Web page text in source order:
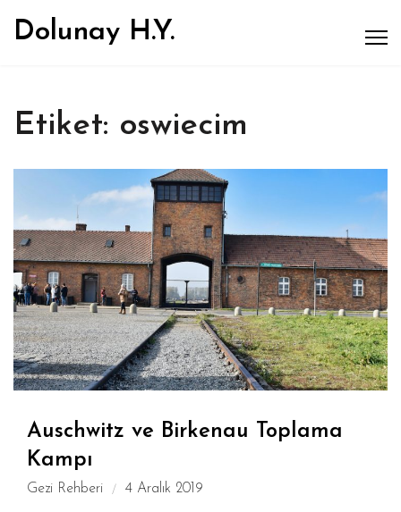
Dolunay H.Y.
Etiket: oswiecim
Auschwitz ve Birkenau Toplama
Kampı
Gezi Rehberi 4 Aralık 2019